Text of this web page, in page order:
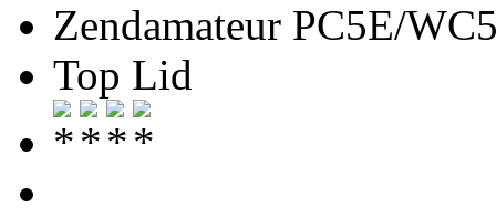
Zendamateur PC5E/
Top Lid